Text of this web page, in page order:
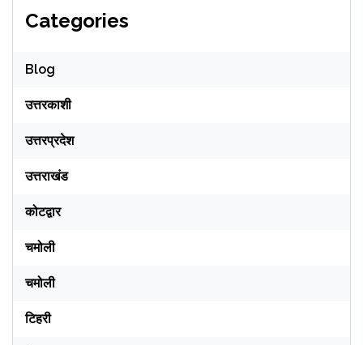
Categories
Blog
उत्तरकाशी
उत्तरप्रदेश
उत्तराखंड
कोटद्वार
चमोली
चमोली
टिहरी